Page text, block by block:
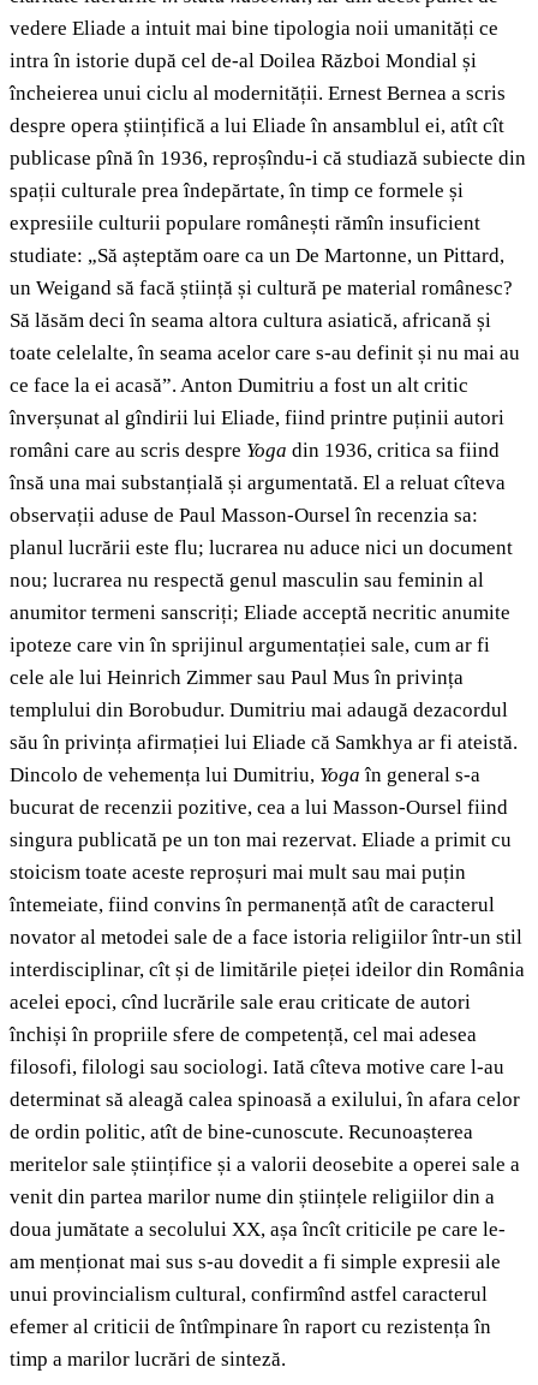
vedere Eliade a intuit mai bine tipologia noii umanități ce
intra în istorie după cel de-al Doilea Război Mondial și
încheierea unui ciclu al modernității. Ernest Bernea a scris
despre opera științifică a lui Eliade în ansamblul ei, atît cît
publicase pînă în 1936, reproșîndu-i că studiază subiecte din
spații culturale prea îndepărtate, în timp ce formele și
expresiile culturii populare românești rămîn insuficient
studiate: „Să așteptăm oare ca un De Martonne, un Pittard,
un Weigand să facă știință și cultură pe material românesc?
Să lăsăm deci în seama altora cultura asiatică, africană și
toate celelalte, în seama acelor care s-au definit și nu mai au
ce face la ei acasă”. Anton Dumitriu a fost un alt critic
înverșunat al gîndirii lui Eliade, fiind printre puținii autori
români care au scris despre Yoga din 1936, critica sa fiind
însă una mai substanțială și argumentată. El a reluat cîteva
observații aduse de Paul Masson-Oursel în recenzia sa:
planul lucrării este flu; lucrarea nu aduce nici un document
nou; lucrarea nu respectă genul masculin sau feminin al
anumitor termeni sanscriți; Eliade acceptă necritic anumite
ipoteze care vin în sprijinul argumentației sale, cum ar fi
cele ale lui Heinrich Zimmer sau Paul Mus în privința
templului din Borobudur. Dumitriu mai adaugă dezacordul
său în privința afirmației lui Eliade că Samkhya ar fi ateistă.
Dincolo de vehemența lui Dumitriu, Yogaîn general s-a
bucurat de recenzii pozitive, cea a lui Masson-Oursel fiind
singura publicată pe un ton mai rezervat. Eliade a primit cu
stoicism toate aceste reproșuri mai mult sau mai puțin
întemeiate, fiind convins în permanență atît de caracterul
novator al metodei sale de a face istoria religiilor într-un stil
interdisciplinar, cît și de limitările pieței ideilor din România
acelei epoci, cînd lucrările sale erau criticate de autori
închiși în propriile sfere de competență, cel mai adesea
filosofi, filologi sau sociologi. Iată cîteva motive care l-au
determinat să aleagă calea spinoasă a exilului, în afara celor
de ordin politic, atît de bine-cunoscute. Recunoașterea
meritelor sale științifice și a valorii deosebite a operei sale a
venit din partea marilor nume din științele religiilor din a
doua jumătate a secolului XX, așa încît criticile pe care le-
am menționat mai sus s-au dovedit a fi simple expresii ale
unui provincialism cultural, confirmînd astfel caracterul
efemer al criticii de întîmpinare în raport cu rezistența în
timp a marilor lucrări de sinteză.